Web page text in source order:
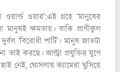
ওয়ার্ল্ড ওয়ার’:এই গ্রহে ‘মানুষের
মানুষই ক্ষমতায়। বাকি প্রাণীকুল
‘বিরোধী পার্টি’। মানুষ জাতটা
তাই করছে। আল্ট্রা প্রযুক্তির যুগে
নেই, ঘোসলায় ক্যামেরা ঘুসিয়ে